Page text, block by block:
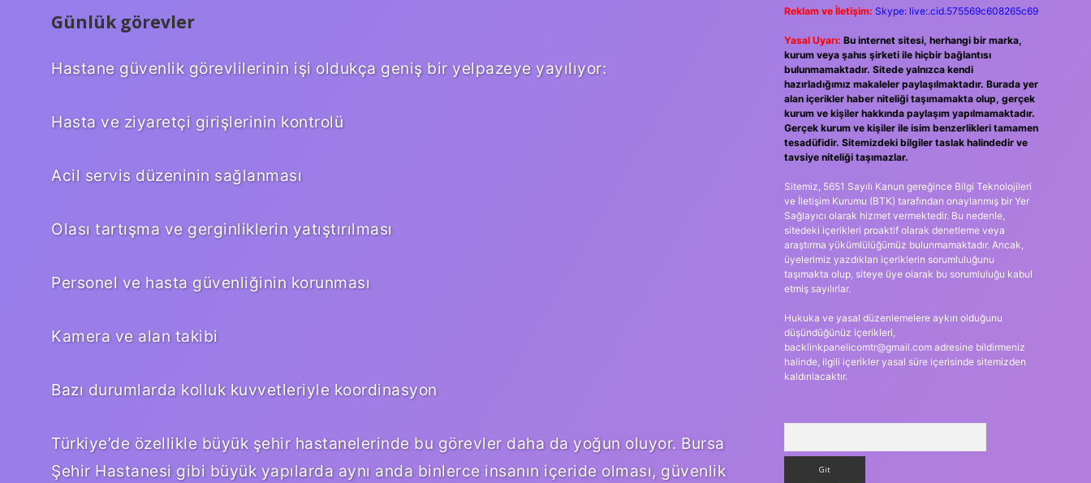
Günlük görevler
Hastane güvenlik görevlilerinin işi oldukça geniş bir yelpazeye yayılıyor:
Hasta ve ziyaretçi girişlerinin kontrolü
Acil servis düzeninin sağlanması
Olası tartışma ve gerginliklerin yatıştırılması
Personel ve hasta güvenliğinin korunması
Kamera ve alan takibi
Bazı durumlarda kolluk kuvvetleriyle koordinasyon
Türkiye’de özellikle büyük şehir hastanelerinde bu görevler daha da yoğun oluyor. Bursa
Şehir Hastanesi gibi büyük yapılarda aynı anda binlerce insanın içeride olması, güvenlik
Reklam ve İletişim: Skype: live:.cid.575569c608265c69
Yasal Uyarı: Bu internet sitesi, herhangi bir marka,
kurum veya şahıs şirketi ile hiçbir bağlantısı
bulunmamaktadır. Sitede yalnızca kendi
hazırladığımız makaleler paylaşılmaktadır. Burada yer
alan içerikler haber niteliği taşımamakta olup, gerçek
kurum ve kişiler hakkında paylaşım yapılmamaktadır.
Gerçek kurum ve kişiler ile isim benzerlikleri tamamen
tesadüfidir. Sitemizdeki bilgiler taslak halindedir ve
tavsiye niteliği taşımazlar.
Sitemiz, 5651 Sayılı Kanun gereğince Bilgi Teknolojileri
ve İletişim Kurumu (BTK) tarafından onaylanmış bir Yer
Sağlayıcı olarak hizmet vermektedir. Bu nedenle,
sitedeki içerikleri proaktif olarak denetleme veya
araştırma yükümlülüğümüz bulunmamaktadır. Ancak,
üyelerimiz yazdıkları içeriklerin sorumluluğunu
taşımakta olup, siteye üye olarak bu sorumluluğu kabul
etmiş sayılırlar.
Hukuka ve yasal düzenlemelere aykırı olduğunu
düşündüğünüz içerikleri,
backlinkpanelicomtr@gmail.comadresine bildirmeniz
halinde, ilgili içerikler yasal süre içerisinde sitemizden
kaldırılacaktır.